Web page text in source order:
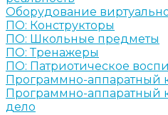
Оборудование
ПО: Конструкторы
ПО: Школьные предметы
ПО: Тренажеры
ПО: Патриотическое
Программно-аппаратный
Программно-аппаратный
дело